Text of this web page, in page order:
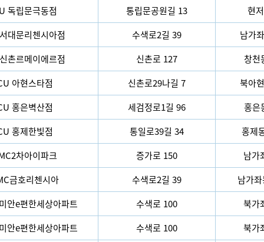
독립문극동점
통립문공원길 13
현
대문리첸시아점
수색로2길 39
남가
촌르메이에르점
신촌로 127
창천
아현스타점
신촌로29나길 7
북아
홍은벽산점
세검정로1길 96
홍은
홍제한빛점
통일로39길 34
홍제
차아이파크
증가로 150
남가
금호리첸시아
수색로2길 39
남가
안e편한세상아파트
수색로 100
북가
안e편한세상아파트
수색로 100
북가